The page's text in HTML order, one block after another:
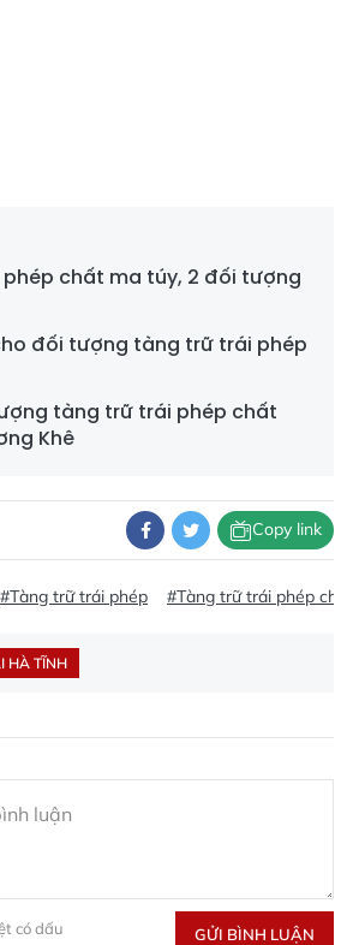
chất ma túy, 2 đối tượng
đối tượng tàng trữ trái phép
tàng trữ trái phép chất
Khê
Copy link
#Tàng trữ trái phép #Tàng trữ trái phép
HÀ TĨNH
có dấu GỬI BÌNH LUẬN